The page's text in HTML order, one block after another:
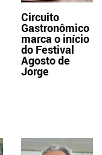
Circuito
Gastronômico
marca o início
do Festival
Agosto de
Jorge